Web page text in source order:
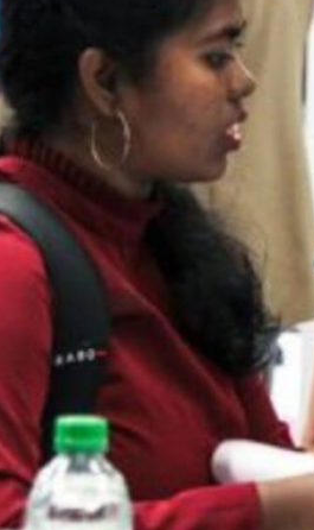
S'ABONNER